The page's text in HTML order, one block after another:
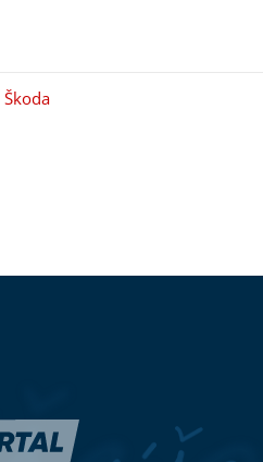
Škoda